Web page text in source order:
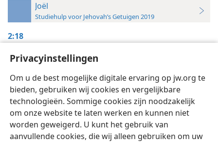
Privacyinstellingen
Om u de best mogelijke digitale ervaring op jw.org te
bieden, gebruiken wij cookies en vergelijkbare
technologieën. Sommige cookies zijn noodzakelijk
om onze website te laten werken en kunnen niet
worden geweigerd. U kunt het gebruik van
aanvullende cookies, die wij alleen gebruiken om uw
Joël
Studiehulp voor Jehovah’s Getuigen 2019
2:18
De Wachttoren,
1/5/1998, blz. 17-18
Nederlands Instellingen